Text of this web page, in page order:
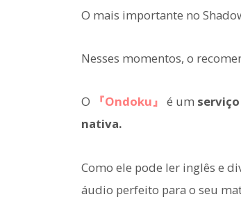
O mais importante no
Nesses momentos, o
O 『Ondoku』 é um
nativa.
Como ele pode ler inglês e
áudio perfeito para o seu